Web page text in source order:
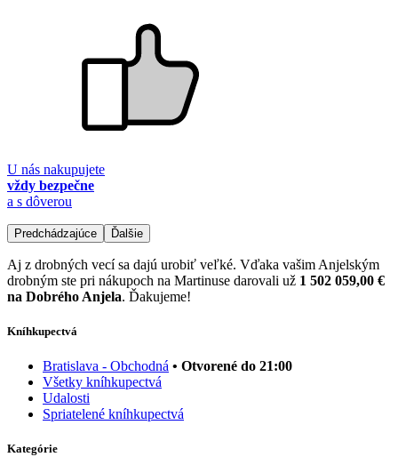
U nás nakupujete
vždy bezpečne
a s dôverou
Predchádzajúce Ďalšie
Aj z drobných vecí sa dajú urobiť veľké. Vďaka vašim Anjelským
drobným ste pri nákupoch na Martinuse darovali už 1 502 059,00 €
na Dobrého Anjela. Ďakujeme!
Kníhkupectvá
Bratislava - Obchodná • Otvorené do 21:00
Všetky kníhkupectvá
Udalosti
Spriatelené kníhkupectvá
Kategórie